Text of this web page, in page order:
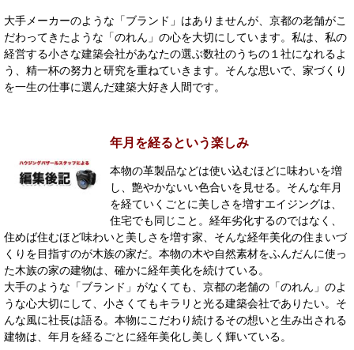
大手メーカーのような「ブランド」はありませんが、京都の老舗がこ
だわってきたような「のれん」の心を大切にしています。私は、私の
経営する小さな建築会社があなたの選ぶ数社のうちの１社になれるよ
う、精一杯の努力と研究を重ねていきます。そんな思いで、家づくり
を一生の仕事に選んだ建築大好き人間です。
年月を経るという楽しみ
本物の革製品などは使い込むほどに味わいを増
し、艶やかないい色合いを見せる。そんな年月
を経ていくごとに美しさを増すエイジングは、
住宅でも同じこと。経年劣化するのではなく、
住めば住むほど味わいと美しさを増す家、そんな経年美化の住まいづ
くりを目指すのが木族の家だ。本物の木や自然素材をふんだんに使っ
た木族の家の建物は、確かに経年美化を続けている。
大手のような「ブランド」がなくても、京都の老舗の「のれん」のよ
うな心大切にして、小さくてもキラリと光る建築会社でありたい。そ
んな風に社長は語る。本物にこだわり続けるその想いと生み出される
建物は、年月を経るごとに経年美化し美しく輝いている。